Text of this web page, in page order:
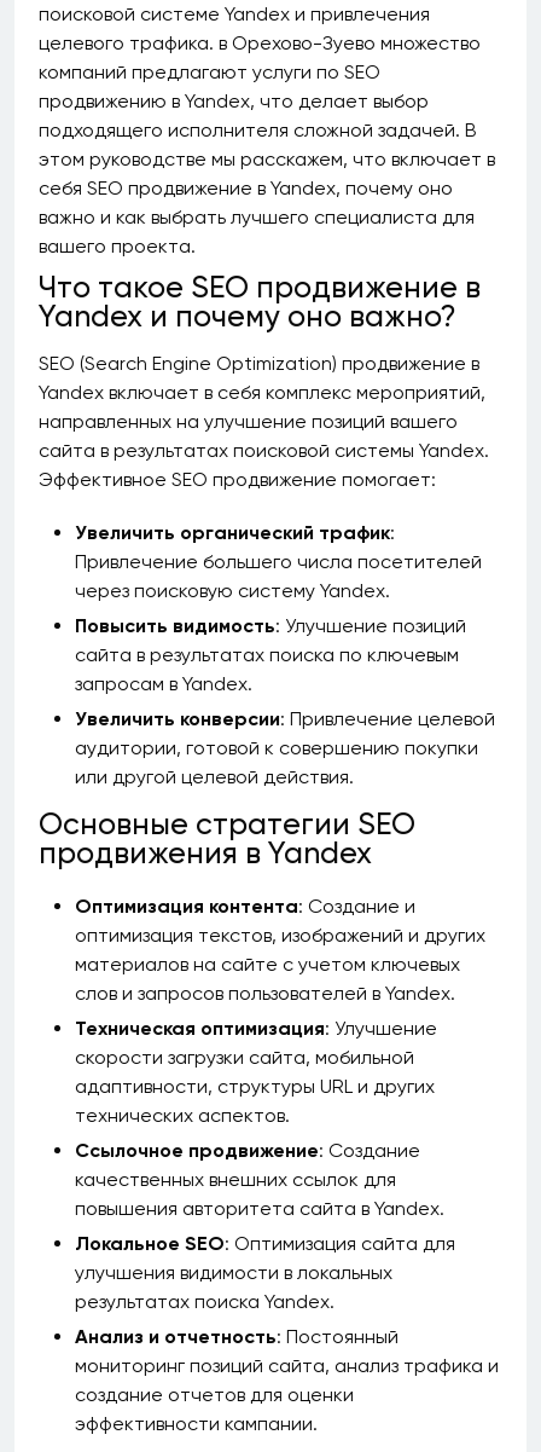
поисковой системе Yandex и привлечения
целевого трафика. в Орехово-Зуево множество
компаний предлагают услуги по SEO
продвижению в Yandex, что делает выбор
подходящего исполнителя сложной задачей. В
этом руководстве мы расскажем, что включает в
себя SEO продвижение в Yandex, почему оно
важно и как выбрать лучшего специалиста для
вашего проекта.
Что такое SEO продвижение в
Yandex и почему оно важно?
SEO (Search Engine Optimization) продвижение в
Yandex включает в себя комплекс мероприятий,
направленных на улучшение позиций вашего
сайта в результатах поисковой системы Yandex.
Эффективное SEO продвижение помогает:
Увеличить органический трафик:
Привлечение большего числа посетителей
через поисковую систему Yandex.
Повысить видимость: Улучшение позиций
сайта в результатах поиска по ключевым
запросам в Yandex.
Увеличить конверсии: Привлечение целевой
аудитории, готовой к совершению покупки
или другой целевой действия.
Основные стратегии SEO
продвижения в Yandex
Оптимизация контента: Создание и
оптимизация текстов, изображений и других
материалов на сайте с учетом ключевых
слов и запросов пользователей в Yandex.
Техническая оптимизация: Улучшение
скорости загрузки сайта, мобильной
адаптивности, структуры URL и других
технических аспектов.
Ссылочное продвижение: Создание
качественных внешних ссылок для
повышения авторитета сайта в Yandex.
Локальное SEO: Оптимизация сайта для
улучшения видимости в локальных
результатах поиска Yandex.
Анализ и отчетность: Постоянный
мониторинг позиций сайта, анализ трафика и
создание отчетов для оценки
эффективности кампании.